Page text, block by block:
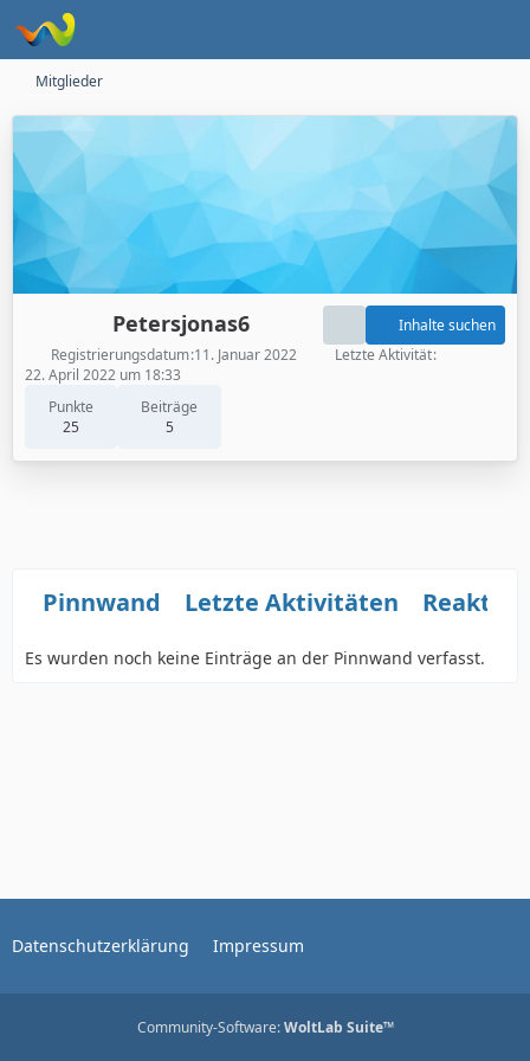
Mitglieder
Petersjonas6
Punkte
25
Beiträge
5
Inhalte suchen
Registrierungsdatum 11. Januar 2022
Letzte Aktivität
22. April 2022 um 18:33
Pinnwand Letzte Aktivitäten
Es wurden noch keine Einträge an der Pinnwand verfasst.
Datenschutzerklärung Impressum
Community-Software:WoltLab Suite™